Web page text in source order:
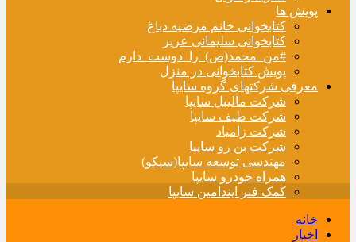
پویش ها
کتابخوانی خانم مرضیه دباغ
کتابخوانی سلیمانی عزیز
#من_محمد(ص)_را_دوست_دارم
پویش کتابخوانی در منزل
معرفی شرکتهای گروه سایپا
شرکت مالیبل سایپا
شرکت طیف سایپا
شرکت زامیاد
شرکت بن رو سایپا
مهندسی توسعه سایپا(سیکو)
همراه خودرو سایپا
کمک فنر ایندامین سایپا
خانه
اخبار